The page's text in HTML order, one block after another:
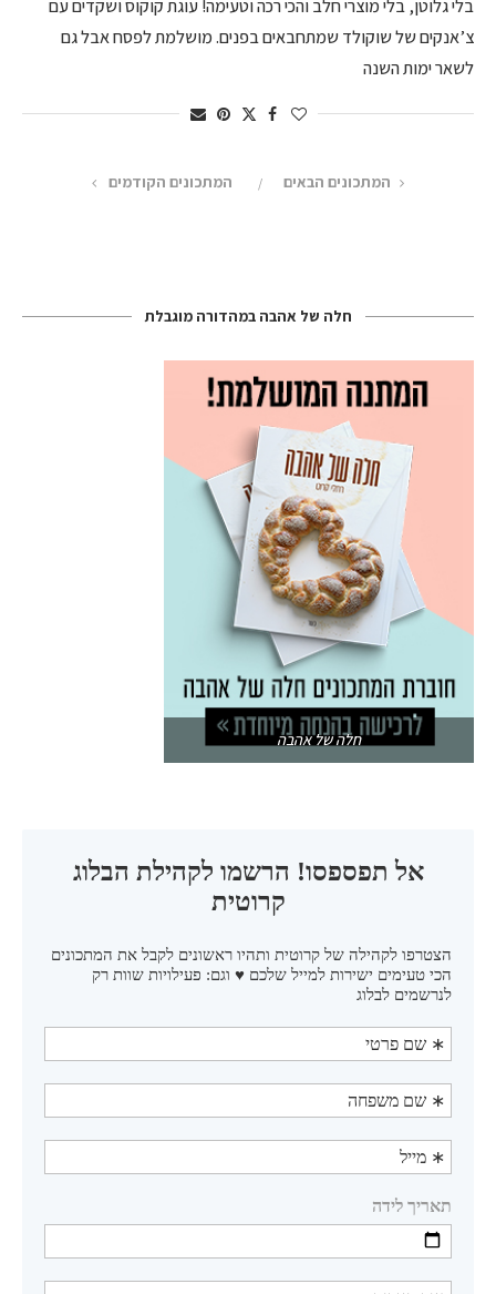
בלי גלוטן, בלי מוצרי חלב והכי רכה וטעימה! עוגת קוקוס ושקדים עם
צ’אנקים של שוקולד שמתחבאים בפנים. מושלמת לפסח אבל גם
לשאר ימות השנה
המתכונים הבאים המתכונים הקודמים
חלה של אהבה במהדורה מוגבלת
חלה של אהבה